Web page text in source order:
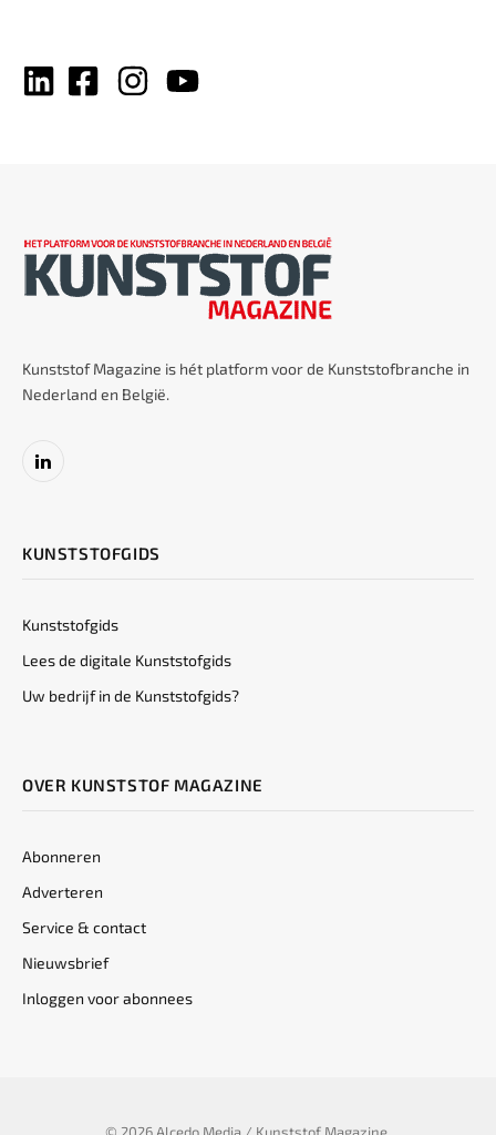
Kunststof Magazine is hét platform voor de Kunststofbranche in
Nederland en België.
LinkedIn
KUNSTSTOFGIDS
Kunststofgids
Lees de digitale Kunststofgids
Uw bedrijf in de Kunststofgids?
OVER KUNSTSTOF MAGAZINE
Abonneren
Adverteren
Service & contact
Nieuwsbrief
Inloggen voor abonnees
© 2026 Alcedo Media / Kunststof Magazine.